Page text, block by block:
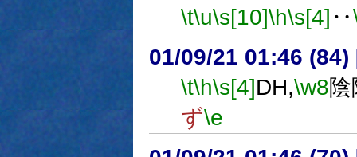
\t\u\s[10]\h\s[4] ‥
01/09/21 01:46 (84)
\t\h\s[4]DH,\w8
ず\e